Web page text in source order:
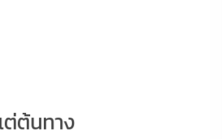
ต้นทาง